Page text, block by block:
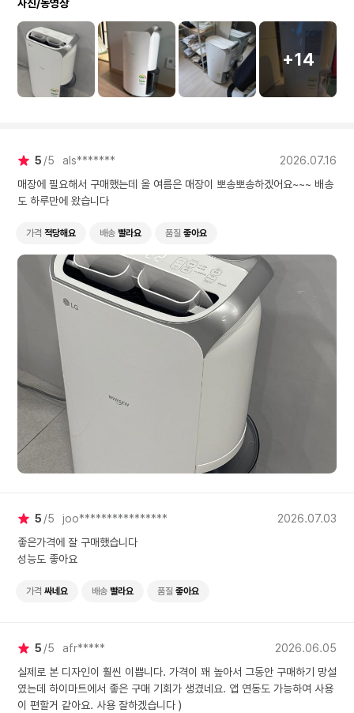
능하여 사용이 편할거
요. 사용 잘하겠습니다
사진/동영상
+14
5 5 als*******
2026.07.16
매장에 필요해서 구매했는데 올 여름은 매장이 뽀송뽀송하겠어요~~~ 배송
도 하루만에 왔습니다
가격 적당해요 배송 빨라요 품질 좋아요
5 5 joo****************
2026.07.03
좋은가격에 잘 구매했습니다
성능도 좋아요
가격 싸네요 배송 빨라요 품질 좋아요
5 5 afr*****
2026.06.05
실제로 본 디자인이 훨씬 이쁩니다. 가격이 꽤 높아서 그동안 구매하기 망설
였는데 하이마트에서 좋은 구매 기회가 생겼네요. 앱 연동도 가능하여 사용
이 편할거 같아요. 사용 잘하겠습니다 )